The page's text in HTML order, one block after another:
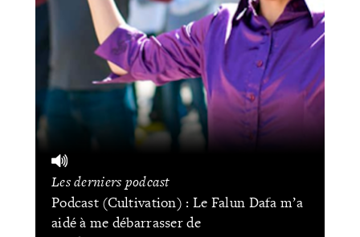
Les derniers podcast
Podcast (Cultivation) : Le Falun Dafa m’a
aidé à me débarrasser de